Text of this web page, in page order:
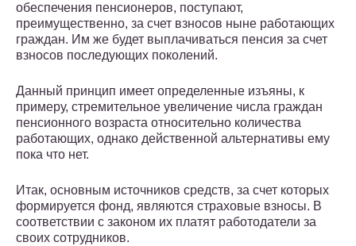
обеспечения пенсионеров, поступают,
преимущественно, за счет взносов ныне работающих
граждан. Им же будет выплачиваться пенсия за счет
взносов последующих поколений.
Данный принцип имеет определенные изъяны, к
примеру, стремительное увеличение числа граждан
пенсионного возраста относительно количества
работающих, однако действенной альтернативы ему
пока что нет.
Итак, основным источников средств, за счет которых
формируется фонд, являются страховые взносы. В
соответствии с законом их платят работодатели за
своих сотрудников.